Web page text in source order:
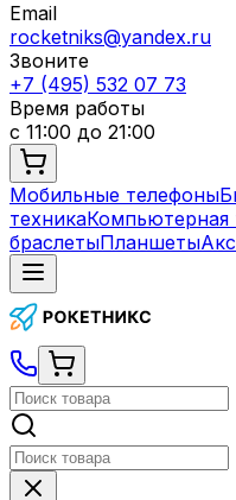
Email
rocketniks@yandex.ru
Звоните
+7 (495) 532 07 73
Время работы
с 11:00 до 21:00
Мобильные телефоны
техникаКомпьютерная
браслетыПланшеты